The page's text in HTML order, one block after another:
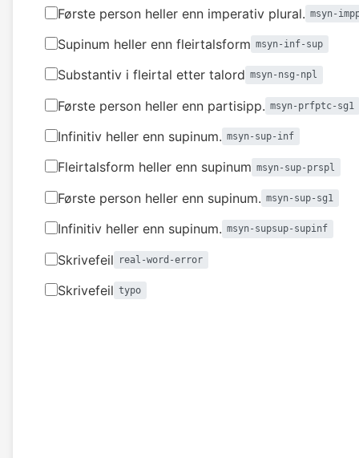
Første person heller enn imperativ plural. msyn-
Supinum heller enn fleirtalsform msyn-inf-sup
Substantiv i fleirtal etter talord msyn-nsg-npl
Første person heller enn partisipp. msyn-prfptc-sg1
Infinitiv heller enn supinum. msyn-sup-inf
Fleirtalsform heller enn supinum msyn-sup-prspl
Første person heller enn supinum. msyn-sup-sg1
Infinitiv heller enn supinum. msyn-supsup-supinf
Skrivefeil real-word-error
Skrivefeil typo